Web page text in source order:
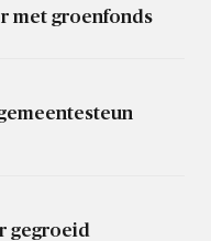
met groenfonds
gegroeid